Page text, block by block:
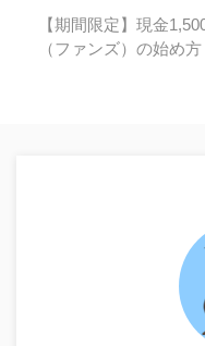
【期間限定】現金
（ファンズ）の始め方